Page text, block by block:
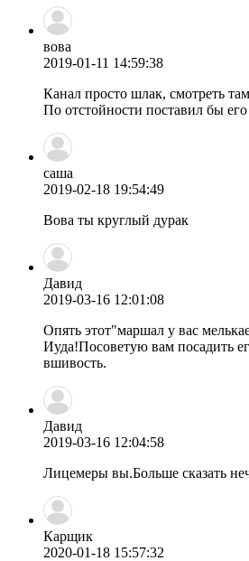
вова
2019-01-11 14:59:38
Канал просто шлак, смотреть
По отстойности поставил бы
саша
2019-02-18 19:54:49
Вова ты круглый дурак
Давид
2019-03-16 12:01:08
Опять этот"маршал у вас
Иуда!Посоветую вам посадить
вшивость.
Давид
2019-03-16 12:04:58
Лицемеры вы.Больше сказать
Карщик
2020-01-18 15:57:32